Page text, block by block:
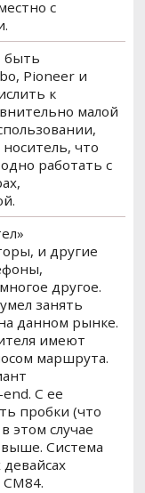
с
быть
Pioneer и
к
малой
что
работать с
и другие
другое.
занять
данном рынке.
имеют
маршрута.
С ее
пробки (что
этом случае
Система